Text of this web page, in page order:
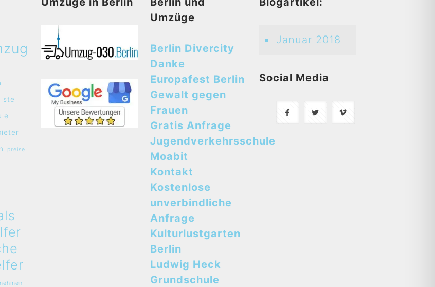
preise
Umzüge
Berlin Divercity
Danke
Europafest Berlin
Gewalt gegen
Frauen
Gratis Anfrage
Jugendverkehrsschule
Moabit
Kontakt
Kostenlose
unverbindliche
Anfrage
Kulturlustgarten
Berlin
Ludwig Heck
Grundschule
Januar 2018
Social Media